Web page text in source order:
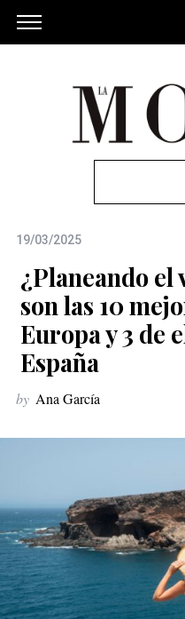
c
o
r
:
19/03/2025
¿Planeando el
son las 10
Europa y 3 de
España
by Ana García